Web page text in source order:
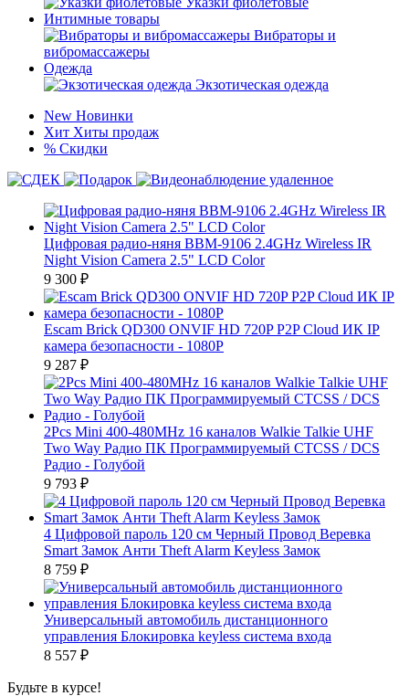
Интимные товары
Вибраторы и
вибромассажеры
Одежда
Экзотическая одежда
New Новинки
Хит Хиты продаж
% Скидки
Цифровая радио-няня BBM-9106 2.4GHz Wireless IR
Night Vision Camera 2.5" LCD Color
9 300 ₽
Escam Brick QD300 ONVIF HD 720P P2P Cloud ИК IP
камера безопасности - 1080P
9 287 ₽
2Pcs Mini 400-480MHz 16 каналов Walkie Talkie UHF
Two Way Радио ПК Программируемый CTCSS / DCS
Радио - Голубой
9 793 ₽
4 Цифровой пароль 120 см Черный Провод Веревка
Smart Замок Анти Theft Alarm Keyless Замок
8 759 ₽
Универсальный автомобиль дистанционного
управления Блокировка keyless система входа
8 557 ₽
Будьте в курсе!